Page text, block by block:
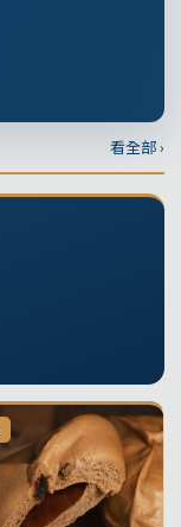
看全部 ›